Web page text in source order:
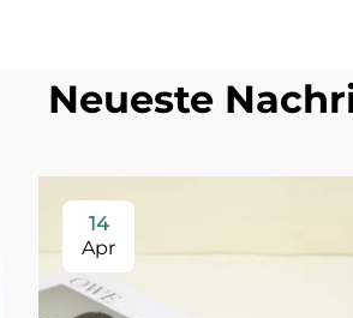
Neueste
14
Apr